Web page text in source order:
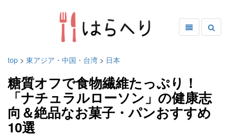
top > 東アジア・中国・台湾 > 日本
糖質オフで食物繊維たっぷり！
「ナチュラルローソン」の健康志
向＆絶品なお菓子・パンおすすめ
10選